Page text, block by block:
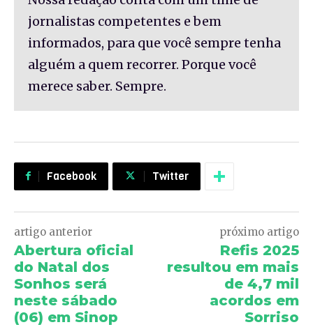
jornalistas competentes e bem
informados, para que você sempre tenha
alguém a quem recorrer. Porque você
merece saber. Sempre.
Facebook Twitter
artigo anterior
Abertura oficial
do Natal dos
Sonhos será
neste sábado
(06) em Sinop
próximo artigo
Refis 2025
resultou em mais
de 4,7 mil
acordos em
Sorriso